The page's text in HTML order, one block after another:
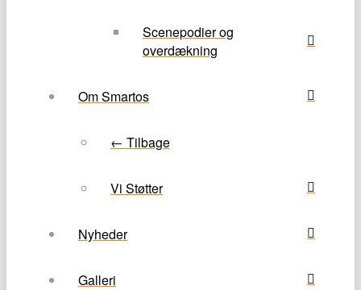
Scenepodier og
overdækning
Om Smartos
← Tilbage
Vi Støtter
Nyheder
Galleri